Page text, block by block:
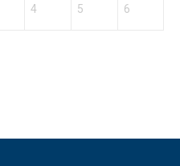
4 5 6